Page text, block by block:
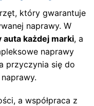
który gwarantuje
naprawy. W
auta każdej marki, a
naprawy
przyczynia się do
a współpraca z